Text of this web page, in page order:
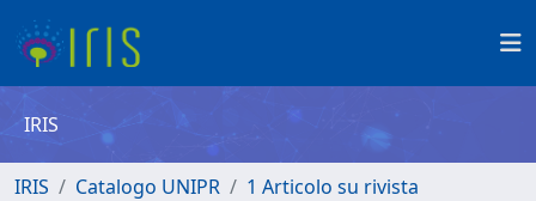
IRIS
IRIS Catalogo UNIPR
1 Articolo su rivista